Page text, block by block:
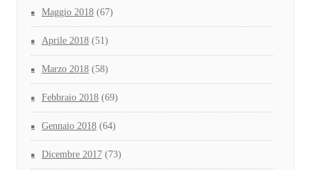
Maggio 2018 (67)
Aprile 2018 (51)
Marzo 2018 (58)
Febbraio 2018 (69)
Gennaio 2018 (64)
Dicembre 2017 (73)